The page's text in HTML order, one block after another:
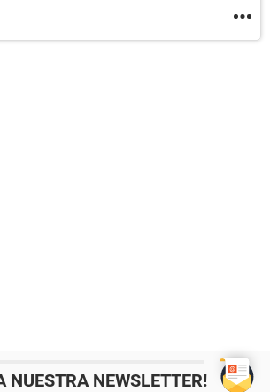
NUESTRA NEWSLETTER!